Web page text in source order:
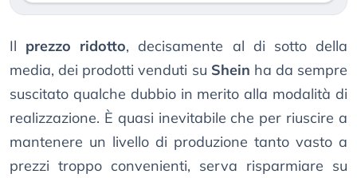
Il prezzo ridotto, decisamente al di sotto della
media, dei prodotti venduti su Shein ha da sempre
suscitato qualche dubbio in merito alla modalità di
realizzazione. È quasi inevitabile che per riuscire a
mantenere un livello di produzione tanto vasto a
prezzi troppo convenienti, serva risparmiare su